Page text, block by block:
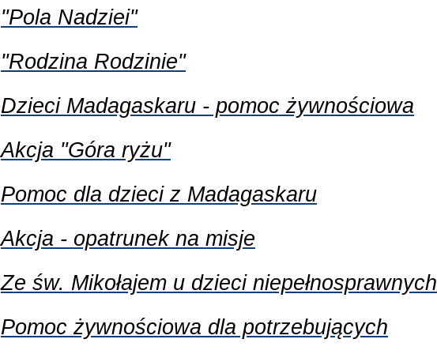
"Pola Nadziei"
"Rodzina Rodzinie"
Dzieci Madagaskaru - pomoc żywnościowa
Akcja "Góra ryżu"
Pomoc dla dzieci z Madagaskaru
Akcja - opatrunek na misje
Ze św. Mikołajem u dzieci niepełnosprawnych
Pomoc żywnościowa dla potrzebujących